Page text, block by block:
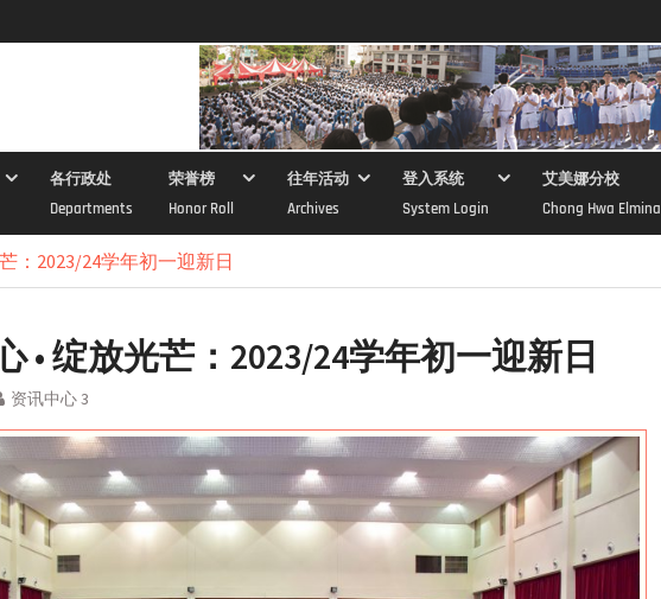
各行政处
Departments
荣誉榜
Honor Roll
往年活动
Archives
登入系统
System Login
艾美娜分校
Chong Hwa Elmina
：2023/24学年初一迎新日
• 绽放光芒：2023/24学年初一迎新日
资讯中心 3